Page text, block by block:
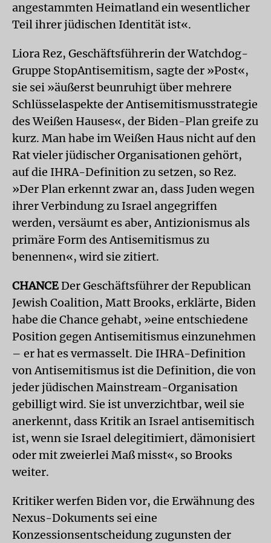
angestammten Heimatland ein wesentlicher
Teil ihrer jüdischen Identität ist«.
Liora Rez, Geschäftsführerin der Watchdog-
Gruppe StopAntisemitism, sagte der »Post«,
sie sei »äußerst beunruhigt über mehrere
Schlüsselaspekte der Antisemitismusstrategie
des Weißen Hauses«, der Biden-Plan greife zu
kurz. Man habe im Weißen Haus nicht auf den
Rat vieler jüdischer Organisationen gehört,
auf die IHRA-Definition zu setzen, so Rez.
»Der Plan erkennt zwar an, dass Juden wegen
ihrer Verbindung zu Israel angegriffen
werden, versäumt es aber, Antizionismus als
primäre Form des Antisemitismus zu
benennen«, wird sie zitiert.
CHANCEDer Geschäftsführer der Republican
Jew­ish Coalition, Matt Brooks, erklärte, Biden
habe die Chance gehabt, »eine entschiedene
Position gegen Antisemitismus einzunehmen
– er hat es vermasselt. Die IHRA-Definition
von Antisemitismus ist die Definition, die von
jeder jüdischen Mainstream-Organisation
gebilligt wird. Sie ist unverzichtbar, weil sie
anerkennt, dass Kritik an Israel antisemitisch
ist, wenn sie Israel delegitimiert, dämonisiert
oder mit zweierlei Maß misst«, so Brooks
weiter.
Kritiker werfen Biden vor, die Erwähnung des
Nexus-Dokuments sei eine
Konzessionsentscheidung zugunsten der